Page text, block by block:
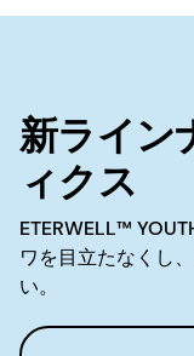
新ライン
ィクス
ETERWELL™
ワを目立たなくし
い。